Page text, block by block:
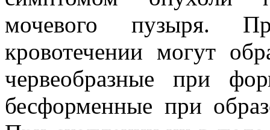
мочевого пузыря.
кровотечении могут
червеобразные при
бесформенные при